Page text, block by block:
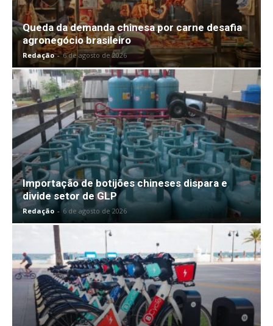
Queda da demanda chinesa por carne desafia
agronegócio brasileiro
Redação - 6 de agosto de 2026
Importação de botijões chineses dispara e
divide setor de GLP
Redação - 6 de agosto de 2026